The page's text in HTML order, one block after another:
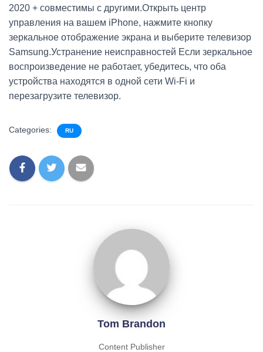
2020 + совместимы с другими.Открыть центр
управления на вашем iPhone, нажмите кнопку
зеркальное отображение экрана и выберите телевизор
Samsung.Устранение неисправностей Если зеркальное
воспроизведение не работает, убедитесь, что оба
устройства находятся в одной сети Wi-Fi и
перезагрузите телевизор.
Categories: RU
Tom Brandon
Content Publisher